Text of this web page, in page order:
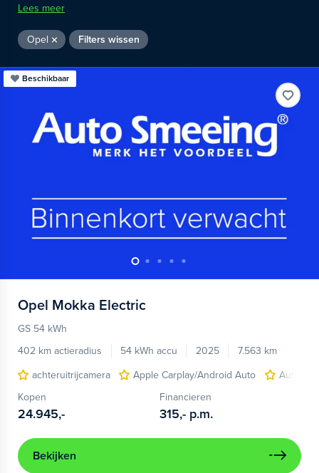
Lees meer
Opel Filters wissen
Beschikbaar
Opel Mokka Electric
GS 54 kWh
402 km actieradius
54 kWh accu 2025
7.563 km
achteruitrijcamera
Apple Carplay/Android Auto
Kopen
24.945,-
Financieren
315,- p.m.
Bekijken